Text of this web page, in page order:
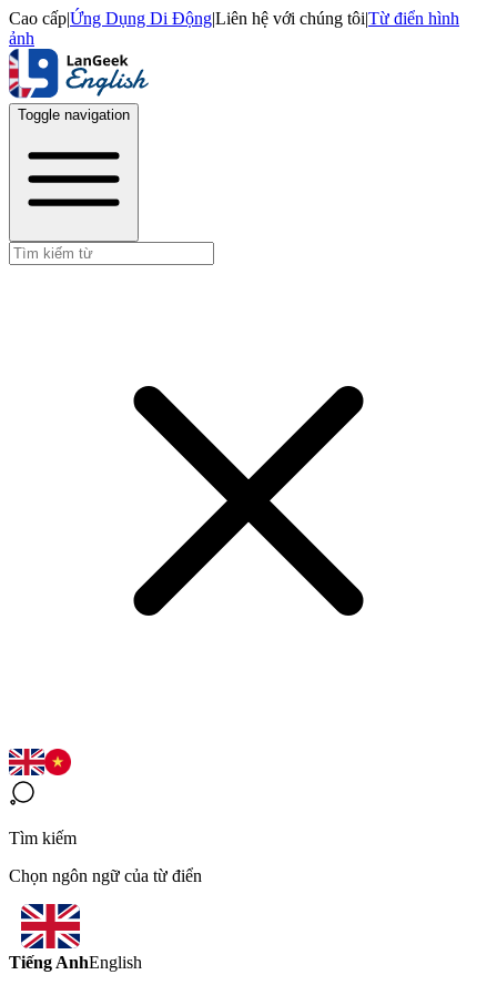
Cao cấp|Ứng Dụng Di Động|Liên hệ với chúng tôi|Từ điển hình
ảnh
Toggle navigation
Tìm kiếm
Chọn ngôn ngữ của từ điển
Tiếng AnhEnglish